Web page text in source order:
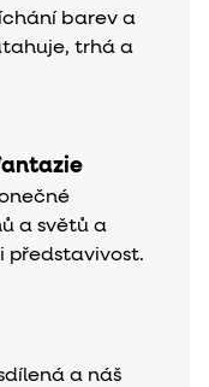
barev a
trhá a
a světů a
představivost.
a náš